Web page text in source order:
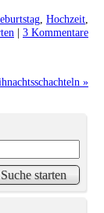
Hochzeit
| 3 Kommentare
»